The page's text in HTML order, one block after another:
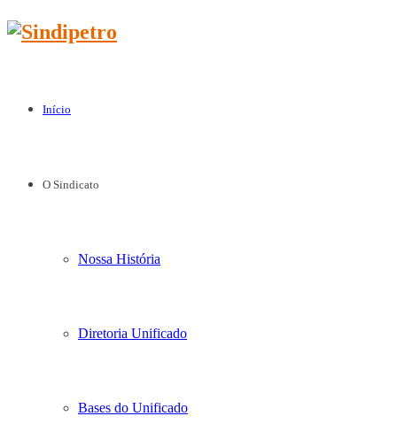
Início
O Sindicato
Nossa História
Diretoria Unificado
Bases do Unificado